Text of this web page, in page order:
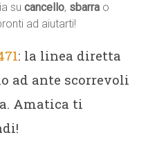
sucancello, sbarra o
ad aiutarti!
: la linea diretta
ad ante scorrevoli
Amatica ti